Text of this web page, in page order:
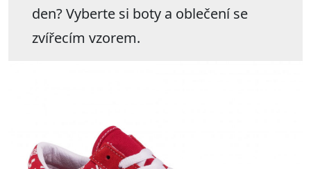
den? Vyberte si boty a oblečení se
zvířecím vzorem.